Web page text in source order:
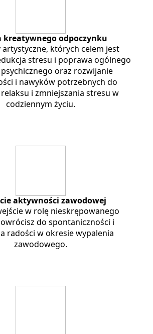
kreatywnego odpoczynku
artystyczne, których celem jest
stresu i poprawa ogólnego
oraz rozwijanie
i nawyków potrzebnych do
i zmniejszania stresu w
codziennym życiu.
aktywności zawodowej
w rolę nieskrępowanego
do spontaniczności i
radości w okresie wypalenia
zawodowego.